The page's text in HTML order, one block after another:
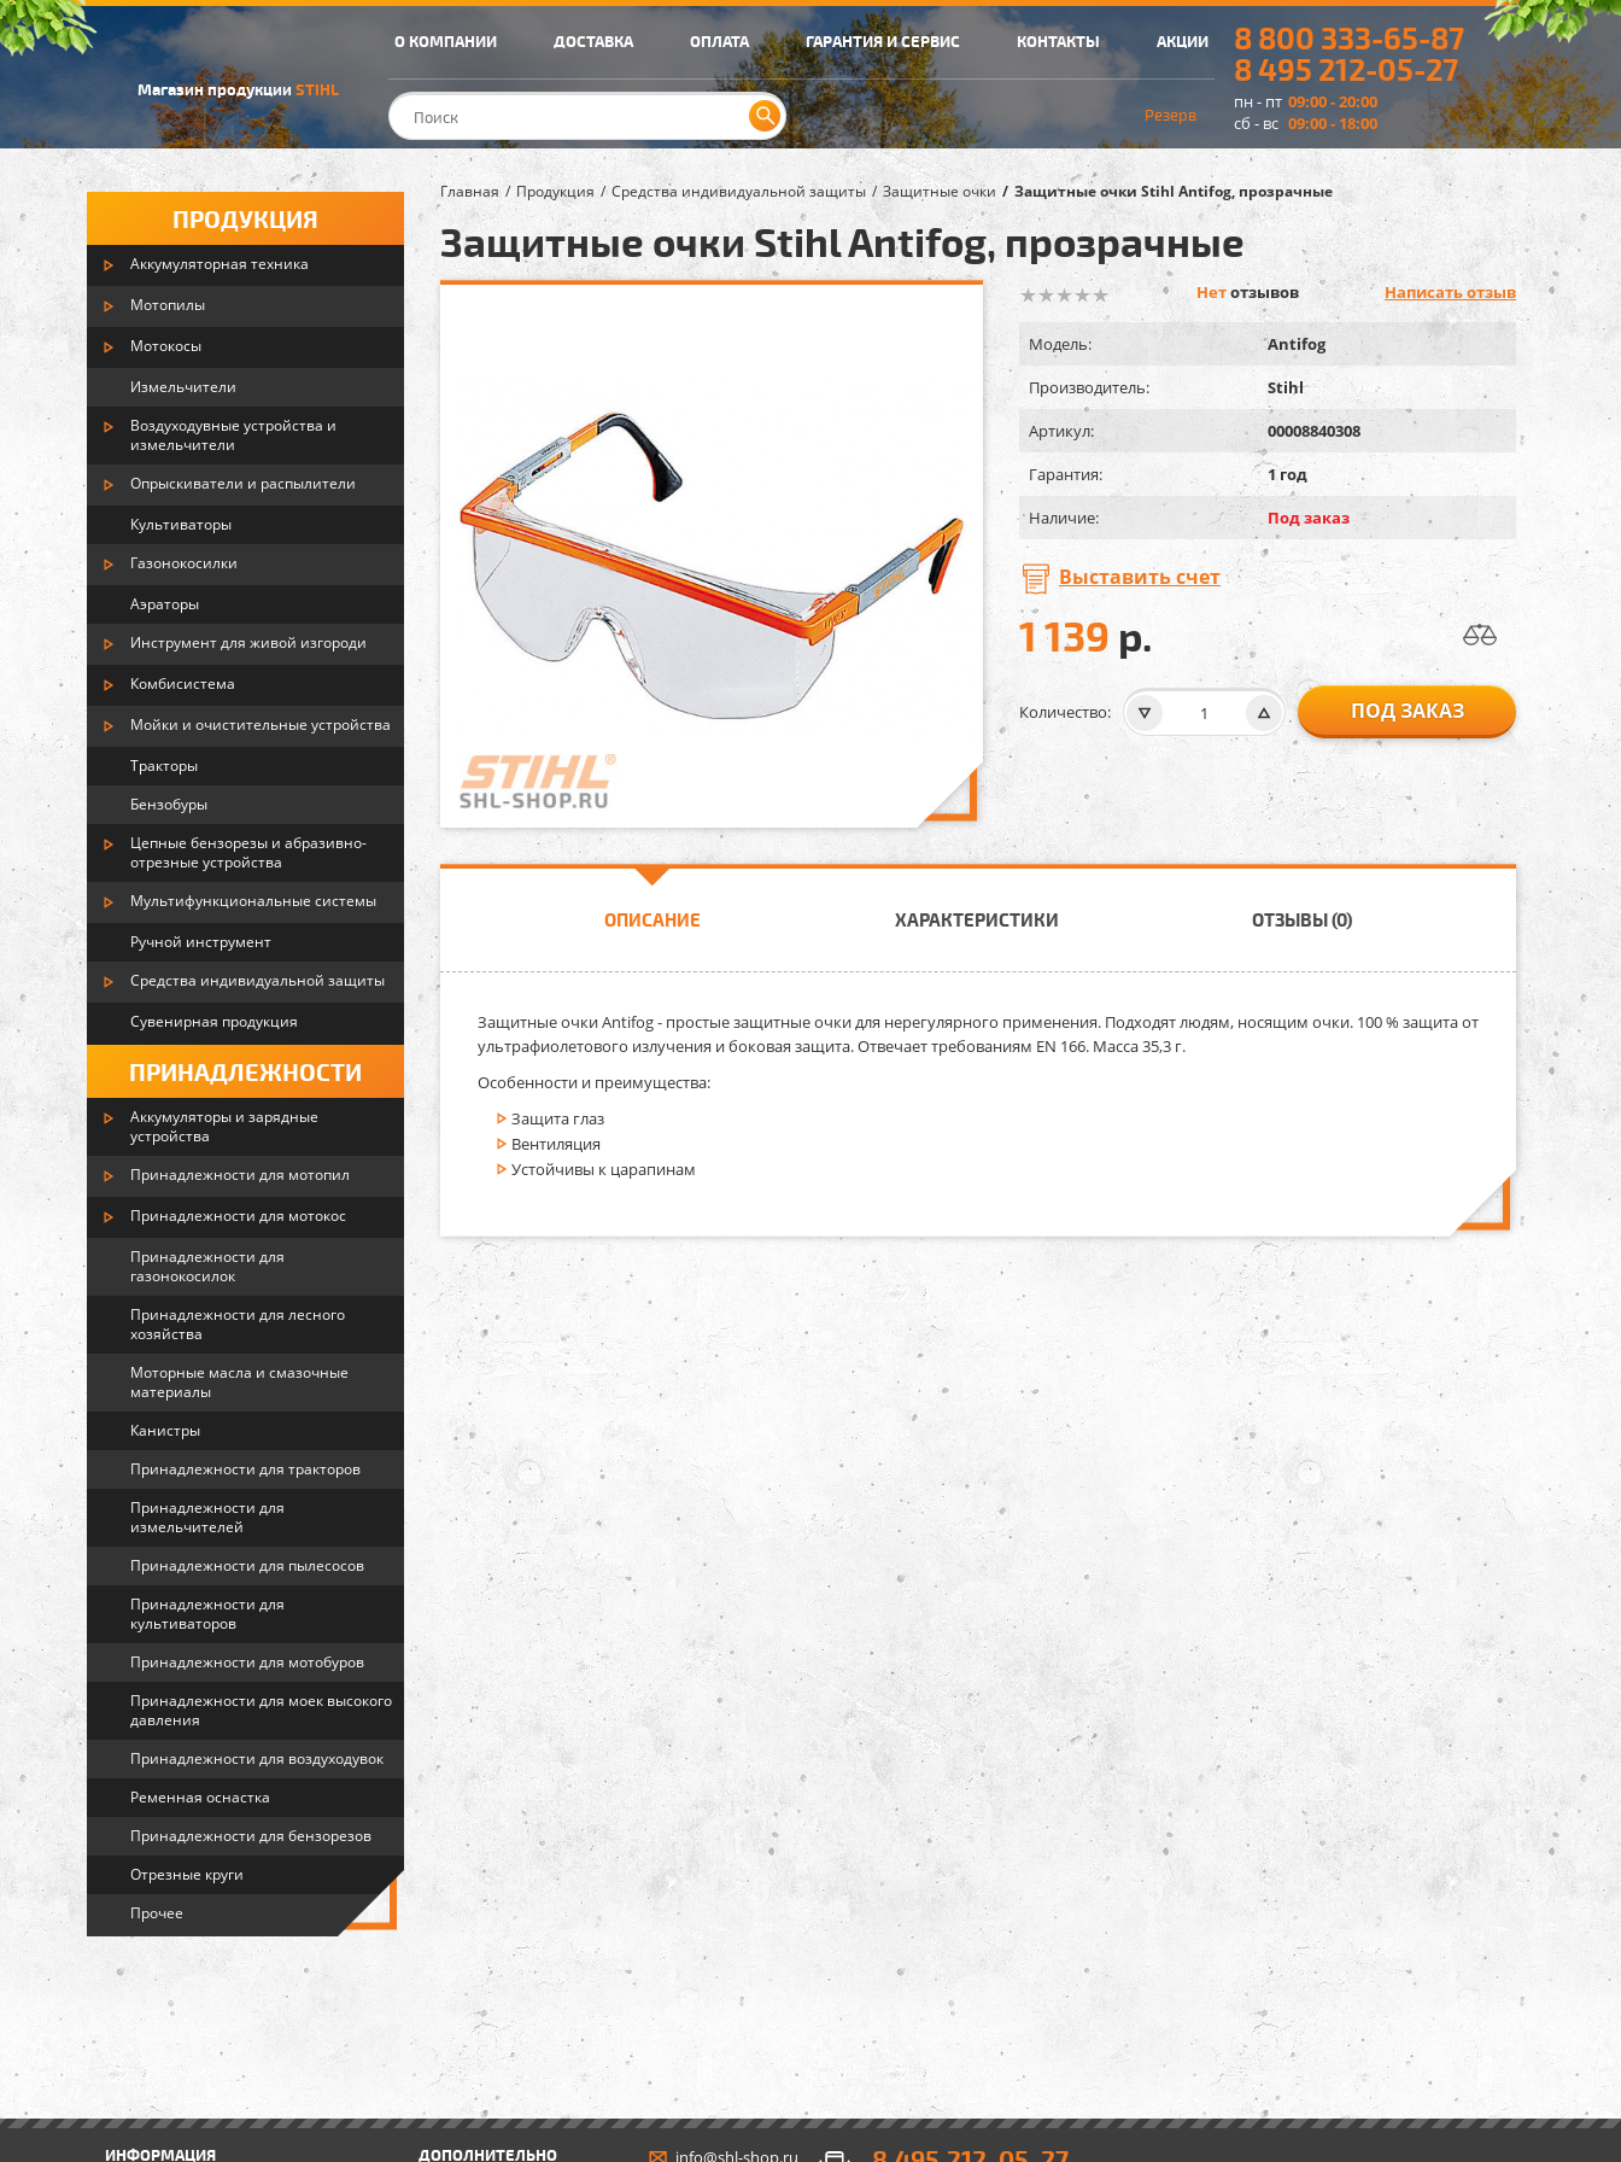
Магазин продукции STIHL
О КОМПАНИИ ДОСТАВКА ОПЛАТА ГАРАНТИЯ И СЕРВИС КОНТАКТЫ АКЦИИ
Резерв
8 800 333-65-87
8 495 212-05-27
пн - пт 09:00 - 20:00
сб - вс 09:00 - 18:00
ПРОДУКЦИЯ
Аккумуляторная техника
Мотопилы
Мотокосы
Измельчители
Воздуходувные устройства и
измельчители
Опрыскиватели и распылители
Культиваторы
Газонокосилки
Аэраторы
Инструмент для живой изгороди
Комбисистема
Мойки и очистительные устройства
Тракторы
Бензобуры
Цепные бензорезы и абразивно-
отрезные устройства
Мультифункциональные системы
Ручной инструмент
Средства индивидуальной защиты
Сувенирная продукция
ПРИНАДЛЕЖНОСТИ
Аккумуляторы и зарядные
устройства
Принадлежности для мотопил
Принадлежности для мотокос
Принадлежности для
газонокосилок
Принадлежности для лесного
хозяйства
Моторные масла и смазочные
материалы
Канистры
Принадлежности для тракторов
Принадлежности для
измельчителей
Принадлежности для пылесосов
Принадлежности для
культиваторов
Принадлежности для мотобуров
Принадлежности для моек высокого
давления
Принадлежности для воздуходувок
Ременная оснастка
Принадлежности для бензорезов
Отрезные круги
Прочее
Главная Продукция Средства индивидуальной защиты Защитные очки Защитные очки Stihl Antifog, прозрачные
Защитные очки Stihl Antifog, прозрачные
Нетотзывов Написать отзыв
Модель:
Antifog
Производитель:
Stihl
Артикул:
00008840308
Гарантия:
1 год
Наличие:
Под заказ
Выставить счет
1 139 р.
Количество: ПОД ЗАКАЗ
ОПИСАНИЕ ХАРАКТЕРИСТИКИ ОТЗЫВЫ (0)
Защитные очки Antifog- простые защитные очки для нерегулярного применения. Подходят людям, носящим очки. 100 % защита от
ультрафиолетового излучения и боковая защита. Отвечает требованиям EN 166. Масса 35,3 г.
Особенности и преимущества:
Защита глаз
Вентиляция
Устойчивы к царапинам
ИНФОРМАЦИЯ ДОПОЛНИТЕЛЬНО info@shl-shop.ru